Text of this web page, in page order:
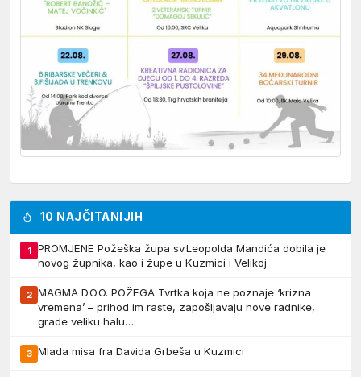
10 NAJČITANIJIH
1
PROMJENE Požeška župa sv.Leopolda Mandića dobila je
novog župnika, kao i župe u Kuzmici i Velikoj
2 MAGMA D.O.O. POŽEGA Tvrtka koja ne poznaje ‘krizna
vremena’ – prihod im raste, zapošljavaju nove radnike,
grade veliku halu…
3 Mlada misa fra Davida Grbeša u Kuzmici